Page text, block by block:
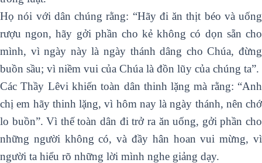
Họ nói với dân chúng rằng: “Hãy đi ăn thịt béo và uống
rượu ngon, hãy gởi phần cho kẻ không có dọn sẵn cho
mình, vì ngày này là ngày thánh dâng cho Chúa, đừng
buồn sầu; vì niềm vui của Chúa là đồn lũy của chúng ta”.
Các Thầy Lêvi khiến toàn dân thinh lặng mà rằng: “Anh
chị em hãy thinh lặng, vì hôm nay là ngày thánh, nên chớ
lo buồn”. Vì thế toàn dân đi trở ra ăn uống, gởi phần cho
những người không có, và đầy hân hoan vui mừng, vì
người ta hiểu rõ những lời mình nghe giảng dạy.